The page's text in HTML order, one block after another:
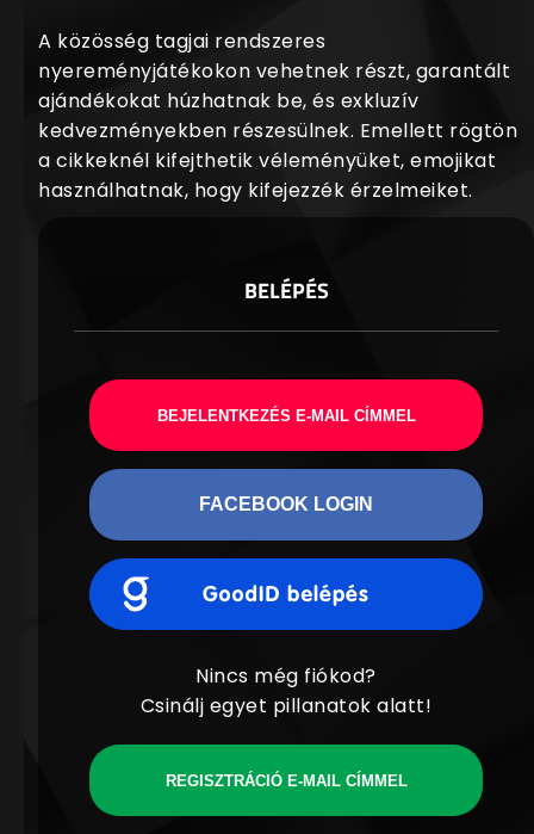
A közösség tagjai rendszeres
nyereményjátékokon vehetnek részt, garantált
ajándékokat húzhatnak be, és exkluzív
kedvezményekben részesülnek. Emellett rögtön
a cikkeknél kifejthetik véleményüket, emojikat
használhatnak, hogy kifejezzék érzelmeiket.
BELÉPÉS
BEJELENTKEZÉS E-MAIL CÍMMEL
FACEBOOK LOGIN
Nincs még fiókod?
Csinálj egyet pillanatok alatt!
REGISZTRÁCIÓ E-MAIL CÍMMEL